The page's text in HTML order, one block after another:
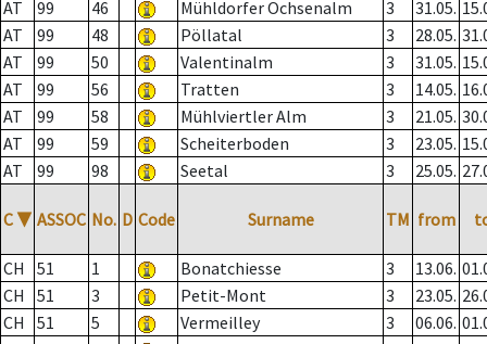
AT
99 46 Mühldorfer Ochsenalm 3 31.05.
AT
99 48 Pöllatal 3 28.05.
AT
99 50 Valentinalm 3 31.05.
AT
99 56 Tratten 3 14.05.
AT
99 58 Mühlviertler Alm 3 21.05.
AT
99 59 Scheiterboden 3 23.05.
AT
99 98 Seetal 3 25.05.
C ▼ ASSOC No. D Code Surname TM from
CH 51 1 Bonatchiesse 3 13.06.
CH
51 3 Petit-Mont 3 23.05.
CH
51 5 Vermeilley 3 06.06.